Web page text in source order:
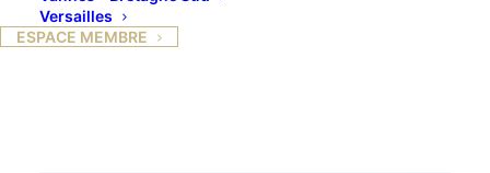
Versailles
ESPACE MEMBRE